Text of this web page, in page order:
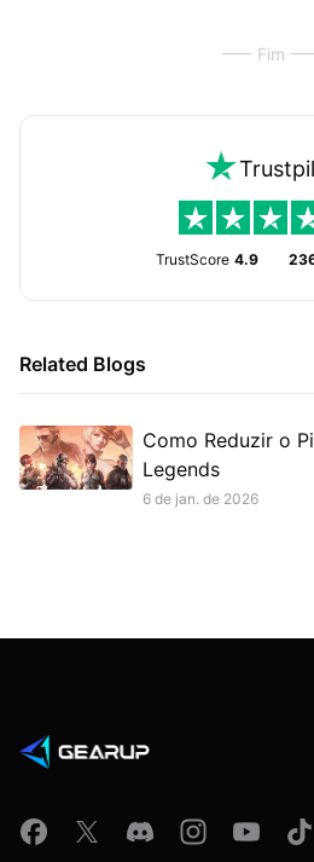
Fim
TrustScore 4.9
Related Blogs
Como Reduzir o
Legends
6 de jan. de 2026